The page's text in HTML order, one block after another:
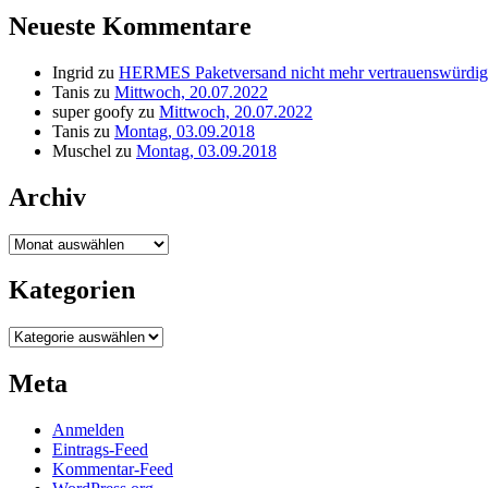
Neueste Kommentare
Ingrid zu HERMES Paketversand nicht mehr vertrauenswürdig
Tanis zu Mittwoch, 20.07.2022
super goofy zu Mittwoch, 20.07.2022
Tanis zu Montag, 03.09.2018
Muschel zu Montag, 03.09.2018
Archiv
Archiv
Kategorien
Kategorien
Meta
Anmelden
Eintrags-Feed
Kommentar-Feed